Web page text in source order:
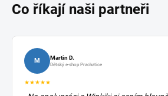
Co říkají naši partneři
M Martin D.
Dětský e-shop Prachatice
★★★★★